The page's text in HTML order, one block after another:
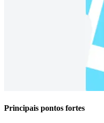
Principais pontos fortes